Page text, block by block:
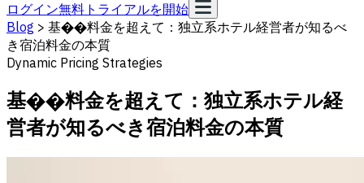
ログイン無料トライアルを開始
Blog > 基��料金を超えて：独立系ホテル経営者が知るべ
き宿泊料金の本質
Dynamic Pricing Strategies
基��料金を超えて：独立系ホテル経
営者が知るべき宿泊料金の本質